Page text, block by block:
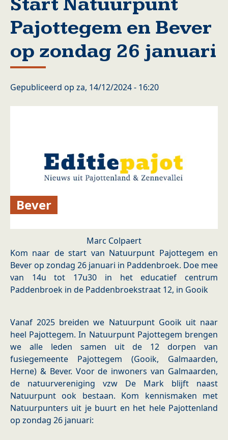
Pajottegem en Bever
op zondag 26 januari
Gepubliceerd op za, 14/12/2024 - 16:20
Bever
Marc Colpaert
Kom naar de start van Natuurpunt Pajottegem en
Bever op zondag 26 januari in Paddenbroek. Doe mee
van 14u tot 17u30 in het educatief centrum
Paddenbroek in de Paddenbroekstraat 12, in Gooik
Vanaf 2025 breiden we Natuurpunt Gooik uit naar
heel Pajottegem. In Natuurpunt Pajottegem brengen
we alle leden samen uit de 12 dorpen van
fusiegemeente Pajottegem (Gooik, Galmaarden,
Herne) & Bever. Voor de inwoners van Galmaarden,
de natuurvereniging vzw De Mark blijft naast
Natuurpunt ook bestaan. Kom kennismaken met
Natuurpunters uit je buurt en het hele Pajottenland
op zondag 26 januari: